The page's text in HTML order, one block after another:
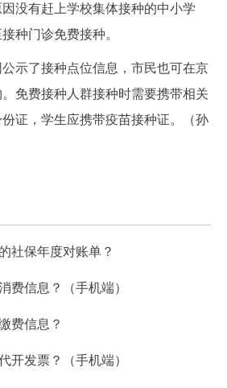
利企服务
阳光政务
十六区概览
没有赶上学校集体接种的中小学
种门诊免费接种。
了接种点位信息，市民也可在京
免费接种人群接种时需要携带相关
证，学生应携带疫苗接种证。（孙
社保年度对账单？
费信息？（手机端）
费信息？
开发票？（手机端）